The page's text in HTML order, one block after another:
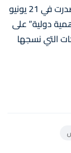
وكان كلاوس مستهدفا بمذكرة توقيف صدرت في 21 يونيو
دولية” على
التي نسجها